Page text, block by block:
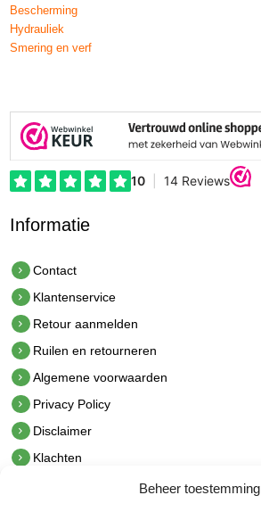
Beheer toestemming
Bescherming
Hydrauliek
Smering en verf
Informatie
Contact
Klantenservice
Retour aanmelden
Ruilen en retourneren
Algemene voorwaarden
Privacy Policy
Disclaimer
Klachten